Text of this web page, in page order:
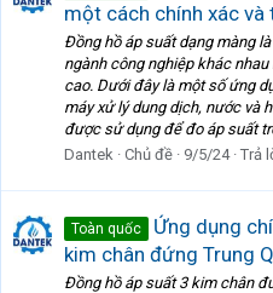
một cách chính xác và
Đồng hồ áp suất dạng màng
ngành công nghiệp khác
cao. Dưới đây là một số ứng
máy xử lý dung dịch, nước và
được sử dụng để đo áp suất
Dantek Chủ đề 9/5/24 Trả
Toàn quốc
Ứng dụng
kim chân đứng Trung
Đồng hồ áp suất 3 kim chân